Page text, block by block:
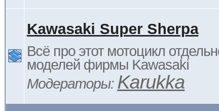
Kawasaki Super Sherpa
Всё про этот мотоцикл
моделей фирмы Kawasaki
Модераторы: Karukka